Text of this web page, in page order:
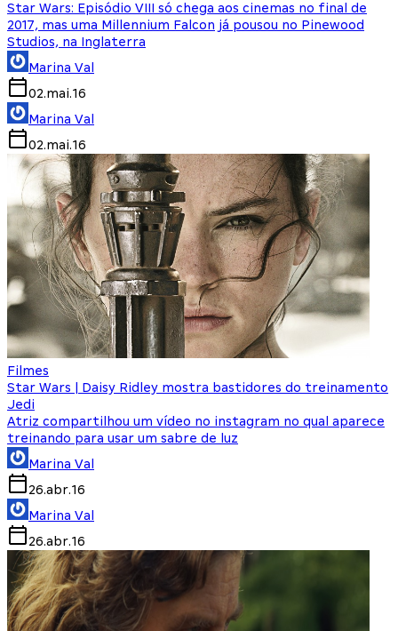
Star Wars: Episódio VIII só chega aos cinemas no final de
2017, mas uma Millennium Falcon já pousou no Pinewood
Studios, na Inglaterra
Marina Val
02.mai.16
Marina Val
02.mai.16
Filmes
Star Wars | Daisy Ridley mostra bastidores do treinamento
Jedi
Atriz compartilhou um vídeo no instagram no qual aparece
treinando para usar um sabre de luz
Marina Val
26.abr.16
Marina Val
26.abr.16